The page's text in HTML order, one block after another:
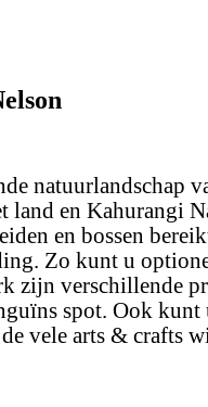
natuurlandschap
land en Kahurangi
en bossen
Zo kunt u
zijn verschillende
spot. Ook
vele arts & crafts